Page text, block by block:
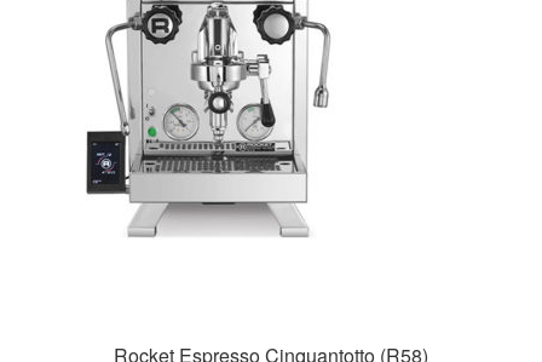
Rocket Espresso Cinquantotto (R58)